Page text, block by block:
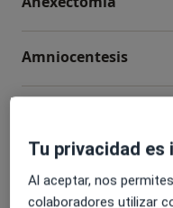
Amniocentesis
+ 85 servicios
Tu privacidad es
Al aceptar, nos
colaboradores utilizar